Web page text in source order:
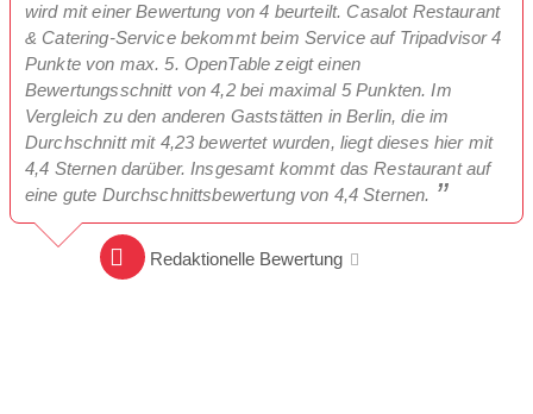
wird mit einer Bewertung von 4 beurteilt. Casalot Restaurant
& Catering-Service bekommt beim Service auf Tripadvisor 4
Punkte von max. 5. OpenTable zeigt einen
Bewertungsschnitt von 4,2 bei maximal 5 Punkten. Im
Vergleich zu den anderen Gaststätten in Berlin, die im
Durchschnitt mit 4,23 bewertet wurden, liegt dieses hier mit
4,4 Sternen darüber. Insgesamt kommt das Restaurant auf
eine gute Durchschnittsbewertung von 4,4 Sternen.
Redaktionelle Bewertung